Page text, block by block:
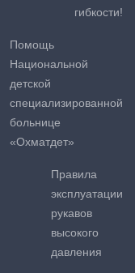
гибкости!
Помощь
Национальной
детской
специализированной
больнице
«Охматдет»
Правила
эксплуатации
рукавов
высокого
давления